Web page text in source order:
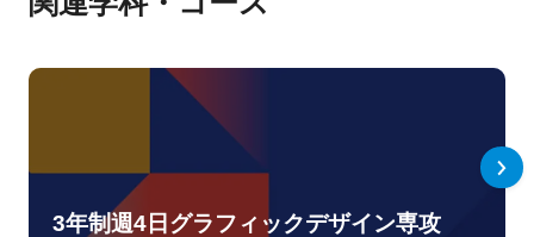
3年制週4日グラフィックデザイン専攻